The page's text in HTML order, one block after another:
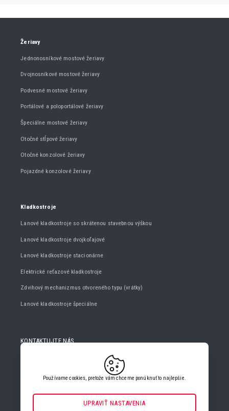
Žeriavy
Jednonosníkové mostové žeriavy
Dvojnosníkové mostové žeriavy
Podvesné mostové žeriavy
Portálové a poloportálové žeriavy
Špeciálne mostové žeriavy
Otočné stĺpové žeriavy
Otočné konzolové žeriavy
Pojazdné konzolové žeriavy
Kladkostroje
Lanové kladkostroje so skrátenou stavebnou výškou
Lanové kladkostroje dvojkoľajové
Lanové kladkostroje stacionárne
Elektrické reťazové kladkostroje
Zdvihový mechanizmus otvoreného typu (vrátky)
Lanové kladkostroje špeciálne
KONTAKTUJTE NÁS
Používame cookies, pretože vám chceme ponúknuť to najlepšie.
NevyhnutnéUPRAVIŤ NASTAVENIA